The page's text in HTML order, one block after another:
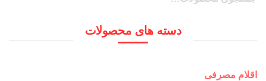
جستجو
جستجو
دسته های محصولات
اقلام مصرفی